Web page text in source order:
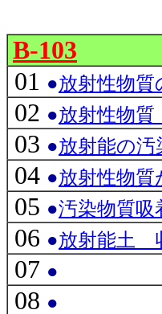
B-103
01 ●放射性物
02 ●放射性物
03 ●放射能の
04 ●放射性物
05 ●汚染物質
06 ●放射能土
07 ●
08 ●